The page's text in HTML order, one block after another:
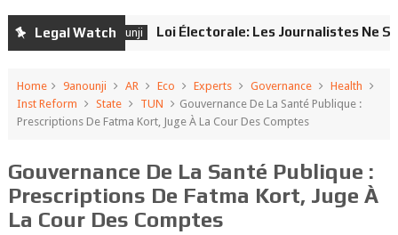
Legal Watch
9anounji Loi Électorale: Les Journalistes Ne Sont
Home 9anounji AR Eco Experts Governance
Health
Inst Reform
State TUN
Gouvernance De La Santé Publique :
Prescriptions De Fatma Kort, Juge À La Cour Des Comptes
Gouvernance De La Santé Publique :
Prescriptions De Fatma Kort, Juge À
La Cour Des Comptes